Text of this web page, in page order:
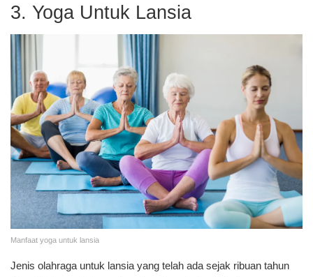
3. Yoga Untuk Lansia
Manfaat yoga untuk lansia
Jenis olahraga untuk lansia yang telah ada sejak ribuan tahun